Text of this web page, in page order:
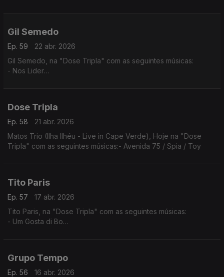
Gil Semedo
Ep. 59
22 abr. 2026
Gil Semedo, na "Dose Tripla" com as seguintes músicas:
- Nos Lider
Dose Tripla
Ep. 58
21 abr. 2026
Matos Trio (Ilha Ilhéu - Live in Cape Verde), Hoje na "Dose
Tripla" com as seguintes músicas:- Avenida 75 / Spia / Toy
Tito Paris
Ep. 57
17 abr. 2026
Tito Paris, na "Dose Tripla" com as seguintes músicas:
- Um Gosta di Bo
Grupo Tempo
Ep. 56
16 abr. 2026